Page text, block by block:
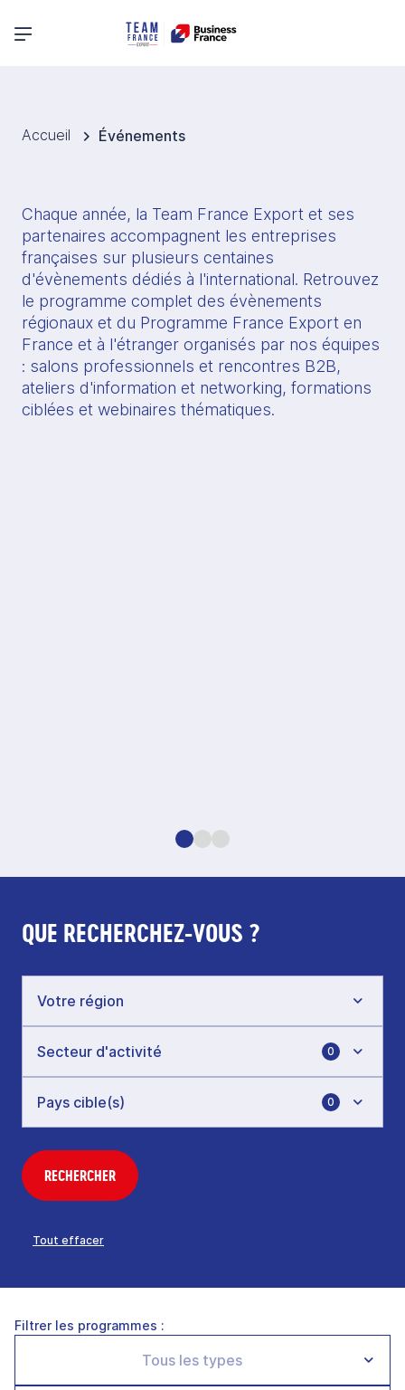
Menu principal
Accueil Événements
Chaque année, la Team France Export et ses
partenaires accompagnent les entreprises
françaises sur plusieurs centaines
d'évènements dédiés à l'international. Retrouvez
le programme complet des évènements
régionaux et du Programme France Export en
France et à l'étranger organisés par nos équipes
: salons professionnels et rencontres B2B,
ateliers d'information et networking, formations
ciblées et webinaires thématiques.
QUE RECHERCHEZ-VOUS ?
0
0
RECHERCHER
Tout effacer
Filtrer les programmes :